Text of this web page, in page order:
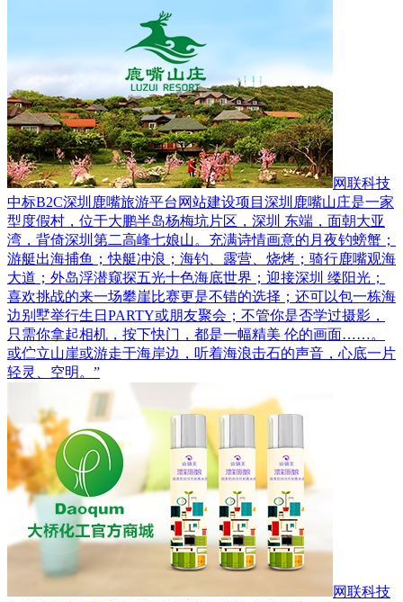
网联科技
中标B2C深圳鹿嘴旅游平台网站建设项目 深圳鹿嘴山庄是一家
型度假村，位于大鹏半岛杨梅坑片区，深圳 东端，面朝大亚
湾，背倚深圳第二高峰七娘山。充满诗情画意的月夜钓螃蟹；
游艇出海捕鱼；快艇冲浪；海钓、露营、烧烤；骑行鹿嘴观海
大道；外岛浮潜窥探五光十色海底世界；迎接深圳 缕阳光；
喜欢挑战的来一场攀崖比赛更是不错的选择；还可以包一栋海
边别墅举行生日PARTY或朋友聚会；不管你是否学过摄影，
只需你拿起相机，按下快门，都是一幅精美 伦的画面……。
或伫立山崖或游走于海岸边，听着海浪击石的声音，心底一片
轻灵、空明。”
网联科技